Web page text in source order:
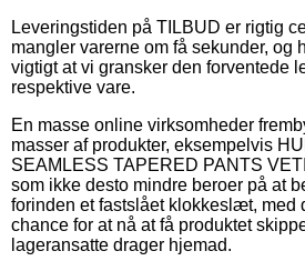
Leveringstiden på TILBUD er rigtig
mangler varerne om få sekunder, og
vigtigt at vi gransker den forventede
respektive vare.
En masse online virksomheder
masser af produkter, eksempelvis
SEAMLESS TAPERED PANTS
som ikke desto mindre beroer på at
forinden et fastslået klokkeslæt, med
chance for at nå at få produktet
lageransatte drager hjemad.